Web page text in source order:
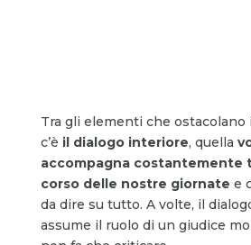
Tra gli elementi che
c’è il dialogo interiore, quella
accompagna costantemente
corso delle nostre giornate e
da dire su tutto. A volte, il
assume il ruolo di un giudice